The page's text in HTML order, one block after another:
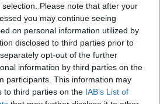
Please note that after your
you may continue seeing
on personal information utilized by
disclosed to third parties prior to
opt-out of the further
information by third parties on the
participants. This information may
to third parties on the IAB’s List of
Arnold Schwarzenegger és
aTerminátor 2: Az ítélet napja
alkotásról beszélhetünk, amit
a mozikban - sokunk nagy
után viszont nem mehetünk
hallgatnakés aCape Fear: A
Ezektől függetlenül is találni